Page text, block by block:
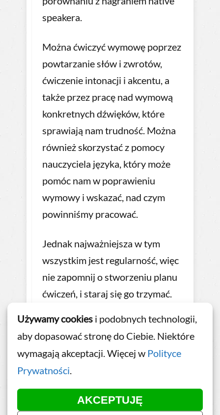
Używamy cookies i podobnych technologii,
aby dopasować stronę do Ciebie. Niektóre
wymagają akceptacji. Więcej w Polityce
Prywatności
AKCEPTUJĘ
speakera.
Można ćwiczyć wymowę poprzez
powtarzanie słów i zwrotów,
ćwiczenie intonacji i akcentu, a
także przez pracę nad wymową
konkretnych dźwięków, które
sprawiają nam trudność. Można
również skorzystać z pomocy
nauczyciela języka, który może
pomóc nam w poprawieniu
wymowy i wskazać, nad czym
powinniśmy pracować.
Jednak najważniejsza w tym
wszystkim jest regularność, więc
nie zapomnij o stworzeniu planu
ćwiczeń, i staraj się go trzymać.
Słuchaj tego i innych
podcastów na